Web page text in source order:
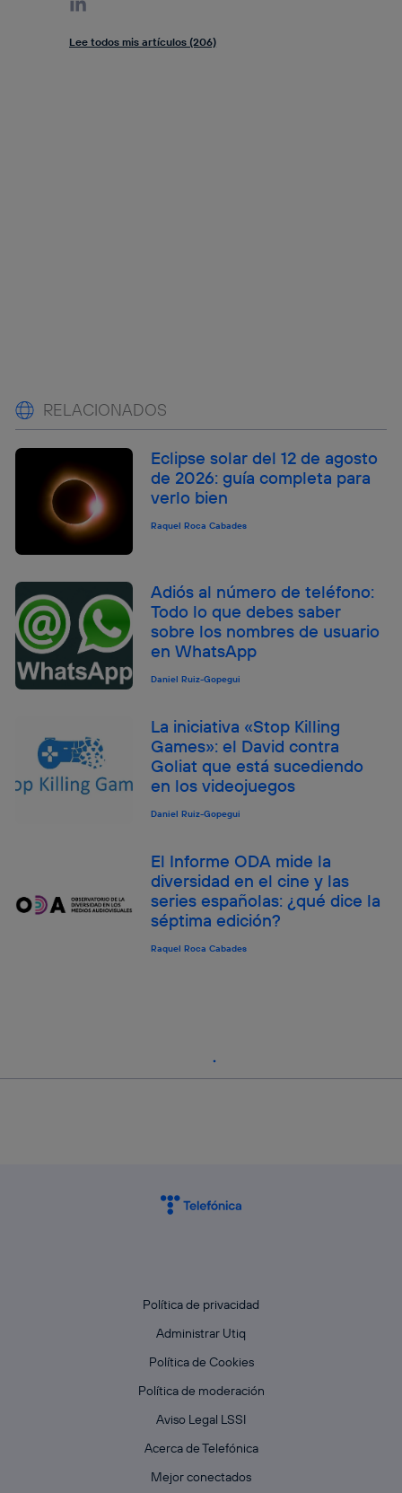
Lee todos mis artículos (206)
RELACIONADOS
Eclipse solar del 12 de agosto
de 2026: guía completa para
verlo bien
Raquel Roca Cabades
Adiós al número de teléfono:
Todo lo que debes saber
sobre los nombres de usuario
en WhatsApp
Daniel Ruiz-Gopegui
La iniciativa «Stop Killing
Games»: el David contra
Goliat que está sucediendo
en los videojuegos
Daniel Ruiz-Gopegui
El Informe ODA mide la
diversidad en el cine y las
series españolas: ¿qué dice la
séptima edición?
Raquel Roca Cabades
Política de privacidad
Administrar Utiq
Política de Cookies
Política de moderación
Aviso Legal LSSI
Acerca de Telefónica
Mejor conectados